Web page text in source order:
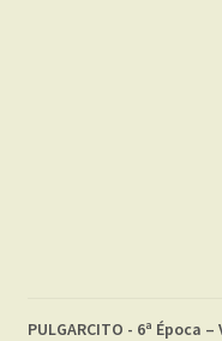
PULGARCITO - 6ª Época